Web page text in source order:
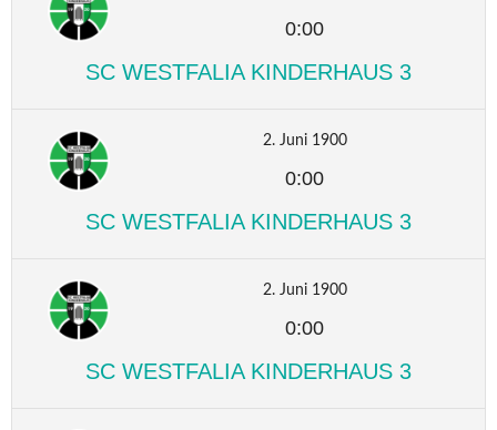
0:00
SC WESTFALIA KINDERHAUS 3
2. Juni 1900
0:00
SC WESTFALIA KINDERHAUS 3
2. Juni 1900
0:00
SC WESTFALIA KINDERHAUS 3